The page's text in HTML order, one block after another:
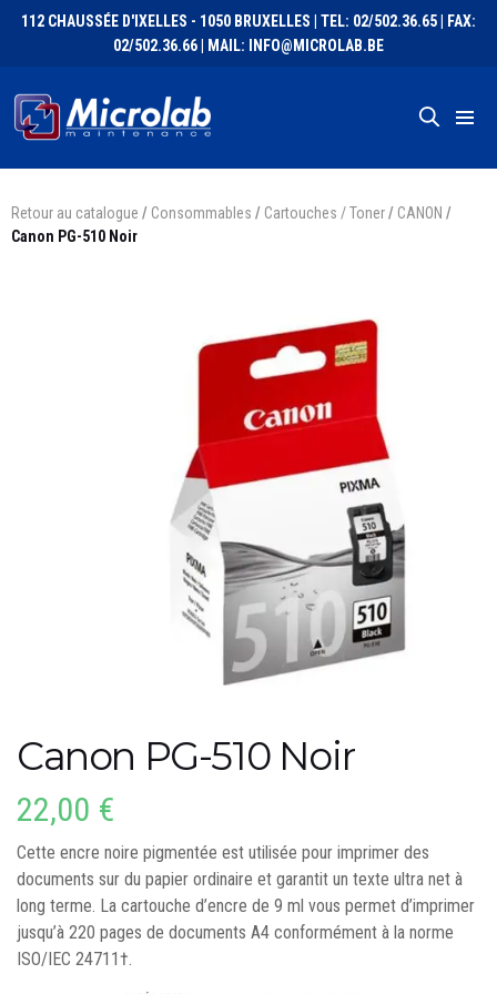
112 CHAUSSÉE D'IXELLES - 1050 BRUXELLES | TEL: 02/502.36.65 | FAX:
02/502.36.66 | MAIL: INFO@MICROLAB.BE
Retour au catalogue / Consommables / Cartouches / Toner/ CANON /
Canon PG-510 Noir
Canon PG-510 Noir
22,00 €
Cette encre noire pigmentée est utilisée pour imprimer des
documents sur du papier ordinaire et garantit un texte ultra net à
long terme. La cartouche d’encre de 9 ml vous permet d’imprimer
jusqu’à 220 pages de documents A4 conformément à la norme
ISO/IEC 24711†.